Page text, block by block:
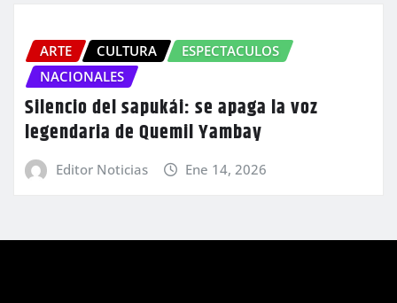
ARTE CULTURA
ESPECTACULOS
NACIONALES
Silencio del sapukái: se apaga la voz
legendaria de Quemil Yambay
Editor Noticias Ene 14, 2026